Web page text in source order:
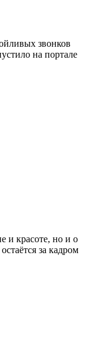
звонков
на портале
и красоте, но и о
за кадром